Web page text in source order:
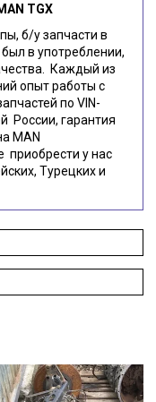
TGX
б/у запчасти в
в употреблении,
Каждый из
опыт работы с
по VIN-
России, гарантия
MAN
приобрести у нас
Турецких и